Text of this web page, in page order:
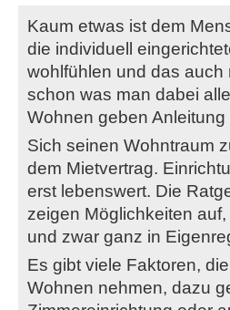
Kaum etwas ist dem
die individuell
wohlfühlen und das
schon was man dabei
Wohnen geben Anleitung
Sich seinen Wohntraum
dem Mietvertrag.
erst lebenswert. Die
zeigen Möglichkeiten
und zwar ganz in
Es gibt viele Faktoren,
Wohnen nehmen, dazu